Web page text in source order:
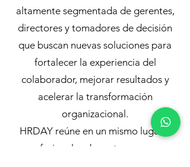
altamente segmentada de gerentes,
directores y tomadores de decisión
que buscan nuevas soluciones para
fortalecer la experiencia del
colaborador, mejorar resultados y
acelerar la transformación
organizacional.
HRDAY reúne en un mismo lugar a
profesionales de sectores como: